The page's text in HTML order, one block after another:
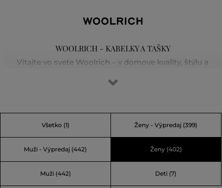
WOOLRICH - KABELKY A TAŠKY
Vitajte vo svete Woolrich – v domove kvality, štýlu a
roku 1830 v Pensylvánii a spája hrejivé a odolné materiály
navrhnuté pre pracovníkov v chladnom a náročnom
vidieckom prostredí, preto sú známe svojou odolnosťou a
kolekcie odevov a doplnkov pre mužov, ženy a deti.
Všetko (1) Ženy - Výpredaj (399)
Muži - Výpredaj (442) Ženy(402)
Muži(442) Deti (7)